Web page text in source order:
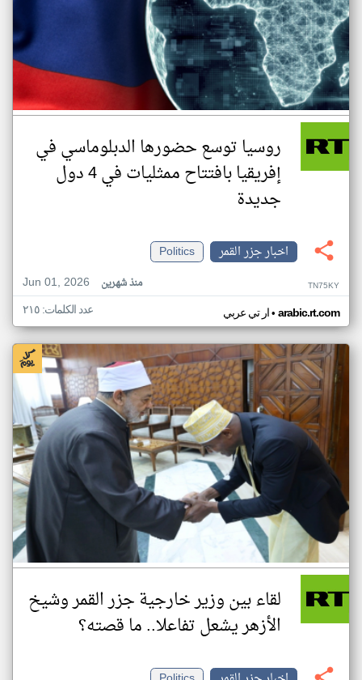
روسيا توسع حضورها الدبلوماسي في
إفريقيا بافتتاح ممثليات في 4 دول
جديدة
اخبار جزر القمر
Politics
Jun 01, 2026
منذ شهرين TN75KY
ار تي عربي• arabic.rt.com عدد الكلمات: ٢١٥
لقاء بين وزير خارجية جزر القمر وشيخ
الأزهر يشعل تفاعلا.. ما قصته؟